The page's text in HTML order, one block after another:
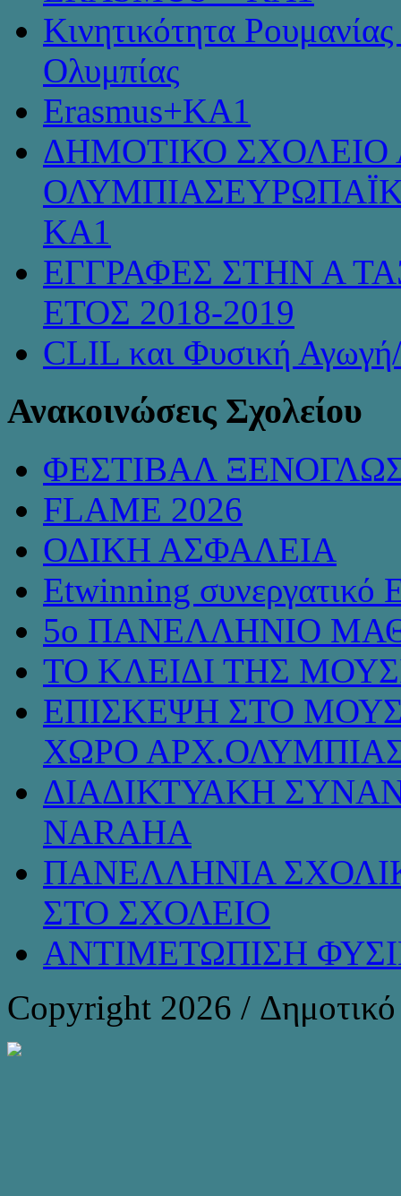
Κινητικότητα
Ολυμπίας
Erasmus+KA1
ΔΗΜΟΤΙΚΟ ΣΧΟΛΕΙΟ
KA1
ΕΓΓΡΑΦΕΣ ΣΤΗΝ Α
ΕΤΟΣ 2018-2019
CLIL και Φυσική
Ανακοινώσεις Σχολείου
ΦΕΣΤΙΒΑΛ
FLAME 2026
ΟΔΙΚΗ ΑΣΦΑΛΕΙΑ
Etwinning συνεργατικό
5ο ΠΑΝΕΛΛΗΝΙΟ
ΤΟ ΚΛΕΙΔΙ ΤΗΣ
ΕΠΙΣΚΕΨΗ ΣΤΟ
ΧΩΡΟ
ΔΙΑΔΙΚΤΥΑΚΗ
NARAHA
ΠΑΝΕΛΛΗΝΙΑ
ΣΤΟ ΣΧΟΛΕΙΟ
ΑΝΤΙΜΕΤΩΠΙΣΗ
Copyright 2026 /